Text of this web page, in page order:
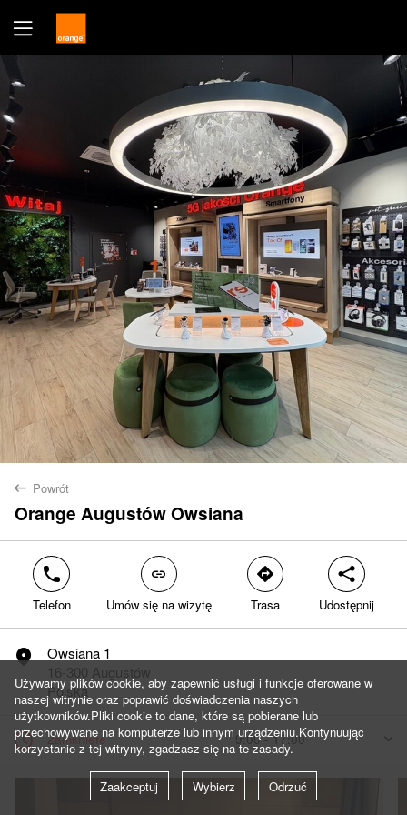
back Powrót
Orange Augustów Owsiana
Tak Nie
phone
Telefon
link
Umów się na wizytę
direction
Trasa
share
Udostępnij
marker
Owsiana 1
16-300 Augustów
Polska
clock Zamknięte 9:00 - 17:00 arrow
9:00 - 17:00
Używamy plików cookie, aby zapewnić usługi i funkcje oferowane w
naszej witrynie oraz poprawić doświadczenia naszych
użytkowników.Pliki cookie to dane, które są pobierane lub
przechowywane na komputerze lub innym urządzeniu.Kontynuując
korzystanie z tej witryny, zgadzasz się na te zasady.
Zaakceptuj Wybierz Odrzuć